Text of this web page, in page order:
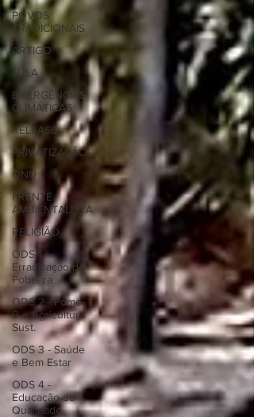
POVOS
TRADICIONAIS
ARTIGO
LULA
EMERGÊNCIAS
CLIMÁTICAS
RELEASE
PRIVATIZAÇÃO
ONU
FRENTE
AMBIENTALISTA
RELIGIÃO
ODS 1 -
Erradicação da
Pobreza
ODS 2 - Fome
0 e Agricultura
Sust.
ODS 3 - Saúde
e Bem Estar
ODS 4 -
Educação de
Qualidade